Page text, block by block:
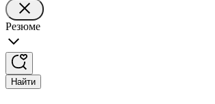
Резюме
Найти